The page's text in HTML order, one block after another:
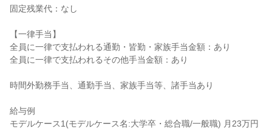
固定残業代：なし
【一律手当】
全員に一律で支払われる通勤・皆勤・家族手当金額：あり
全員に一律で支払われるその他手当金額：あり
時間外勤務手当、通勤手当、家族手当等、諸手当あり
給与例
モデルケース1(モデルケース名:大学卒・総合職/一般職) 月23万円